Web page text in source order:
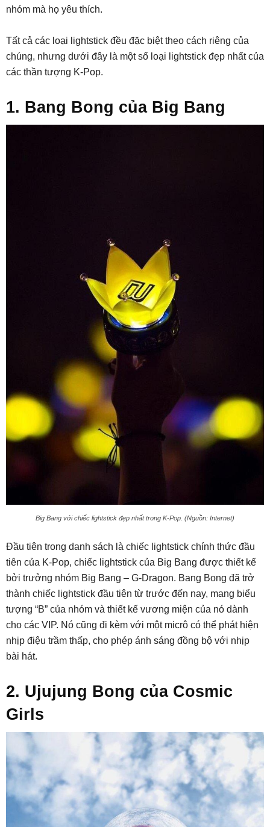
nhóm mà họ yêu thích.
Tất cả các loại lightstick đều đặc biệt theo cách riêng của
chúng, nhưng dưới đây là một số loại lightstick đẹp nhất của
các thần tượng K-Pop.
1. Bang Bong của Big Bang
Big Bang với chiếc lightstick đẹp nhất trong K-Pop. (Nguồn: Internet)
Đầu tiên trong danh sách là chiếc lightstick chính thức đầu
tiên của K-Pop, chiếc lightstick của Big Bang được thiết kế
bởi trưởng nhóm Big Bang – G-Dragon. Bang Bong đã trở
thành chiếc lightstick đầu tiên từ trước đến nay, mang biểu
tượng “B” của nhóm và thiết kế vương miện của nó dành
cho các VIP. Nó cũng đi kèm với một micrô có thể phát hiện
nhịp điệu trầm thấp, cho phép ánh sáng đồng bộ với nhịp
bài hát.
2. Ujujung Bong của Cosmic
Girls